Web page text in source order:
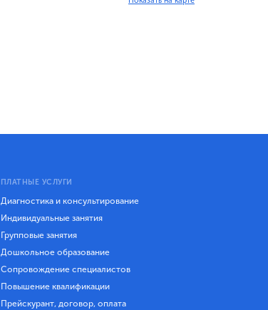
ПЛАТНЫЕ УСЛУГИ
Диагностика и консультирование
Индивидуальные занятия
Групповые занятия
Дошкольное образование
Сопровождение специалистов
Повышение квалификации
Прейскурант, договор, оплата